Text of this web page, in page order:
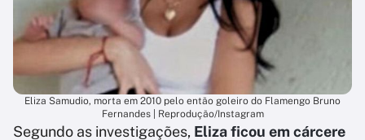
Eliza Samudio, morta em 2010 pelo então goleiro do Flamengo Bruno
Fernandes | Reprodução/Instagram
Segundo as investigações, Eliza ficou em cárcere